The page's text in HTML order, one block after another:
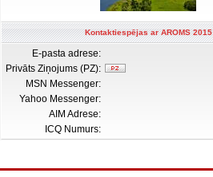
Kontaktiespējas ar AROMS 2015
E-pasta adrese:
Privāts Ziņojums (PZ):
MSN Messenger:
Yahoo Messenger:
AIM Adrese:
ICQ Numurs: